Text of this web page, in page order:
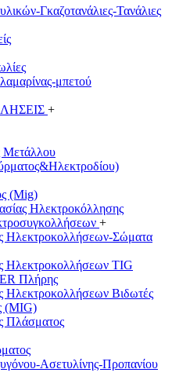
Γκαζοτανάλιες-Τανάλιες
μπετού
+
(Mig)
Ηλεκτροκόλλησης
+
Ηλεκτροκολλήσεων-Σώματα
Ηλεκτροκολλήσεων TIG
Πλήρης
Ηλεκτροκολλήσεων Βιδωτές
(MIG)
Πλάσματος
Ασετυλίνης-Προπανίου